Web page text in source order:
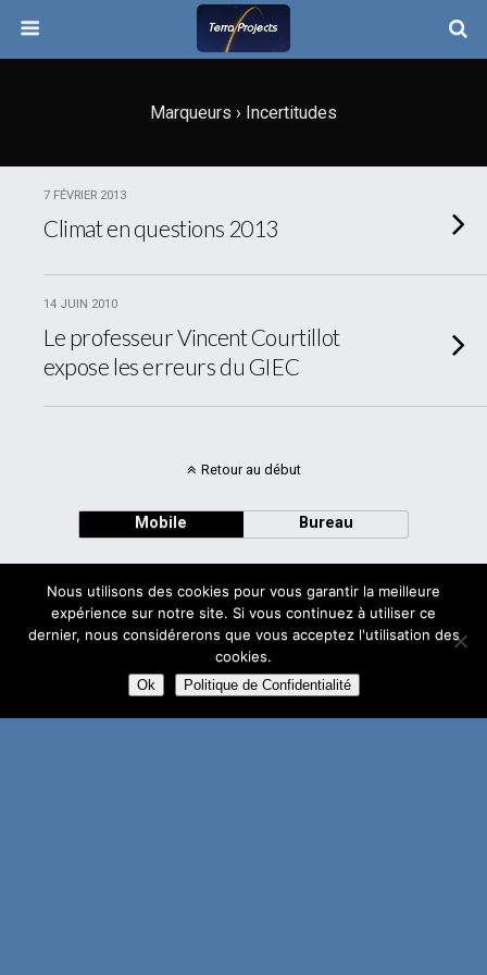
Marqueurs › Incertitudes
7 FÉVRIER 2013
Climat en questions 2013
14 JUIN 2010
Le professeur Vincent Courtillot
expose les erreurs du GIEC
Retour au début
Mobile Bureau
Avec
WPtouch Mobile Suite for WordPress
Nous utilisons des cookies pour vous garantir la meilleure
expérience sur notre site. Si vous continuez à utiliser ce
dernier, nous considérerons que vous acceptez l'utilisation des
cookies.
Ok Politique de Confidentialité